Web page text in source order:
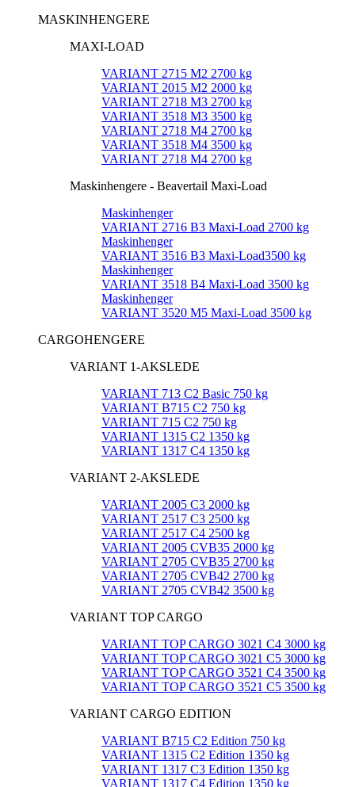
MASKINHENGERE
MAXI-LOAD
VARIANT 2715 M2 2700 kg
VARIANT 2015 M2 2000 kg
VARIANT 2718 M3 2700 kg
VARIANT 3518 M3 3500 kg
VARIANT 2718 M4 2700 kg
VARIANT 3518 M4 3500 kg
VARIANT 2718 M4 2700 kg
Maskinhengere - Beavertail Maxi-Load
Maskinhenger
VARIANT 2716 B3 Maxi-Load 2700 kg
Maskinhenger
VARIANT 3516 B3 Maxi-Load3500 kg
Maskinhenger
VARIANT 3518 B4 Maxi-Load 3500 kg
Maskinhenger
VARIANT 3520 M5 Maxi-Load 3500 kg
CARGOHENGERE
VARIANT 1-AKSLEDE
VARIANT 713 C2 Basic 750 kg
VARIANT B715 C2 750 kg
VARIANT 715 C2 750 kg
VARIANT 1315 C2 1350 kg
VARIANT 1317 C4 1350 kg
VARIANT 2-AKSLEDE
VARIANT 2005 C3 2000 kg
VARIANT 2517 C3 2500 kg
VARIANT 2517 C4 2500 kg
VARIANT 2005 CVB35 2000 kg
VARIANT 2705 CVB35 2700 kg
VARIANT 2705 CVB42 2700 kg
VARIANT 2705 CVB42 3500 kg
VARIANT TOP CARGO
VARIANT TOP CARGO 3021 C4 3000 kg
VARIANT TOP CARGO 3021 C5 3000 kg
VARIANT TOP CARGO 3521 C4 3500 kg
VARIANT TOP CARGO 3521 C5 3500 kg
VARIANT CARGO EDITION
VARIANT B715 C2 Edition 750 kg
VARIANT 1315 C2 Edition 1350 kg
VARIANT 1317 C3 Edition 1350 kg
VARIANT 1317 C4 Edition 1350 kg